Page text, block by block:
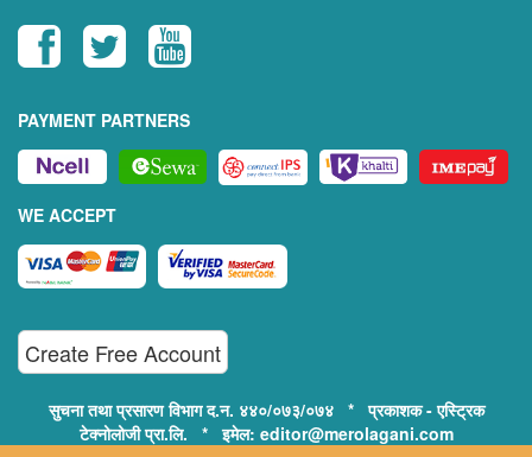
PAYMENT PARTNERS
WE ACCEPT
Create Free Account
सुचना तथा प्रसारण विभाग द.न. ४४०/०७३/०७४ * प्रकाशक - एस्ट्रिक
टेक्नोलोजी प्रा.लि. * इमेल: editor@merolagani.com